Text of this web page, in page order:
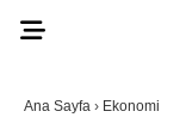
Ana Sayfa › Ekonomi